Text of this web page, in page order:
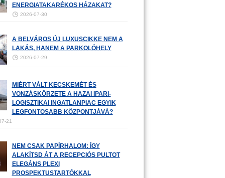
ENERGIATAKARÉKOS HÁZAKAT?
2026-07-30
A BELVÁROS ÚJ LUXUSCIKKE NEM A
LAKÁS, HANEM A PARKOLÓHELY
2026-07-29
MIÉRT VÁLT KECSKEMÉT ÉS
VONZÁSKÖRZETE A HAZAI IPARI-
LOGISZTIKAI INGATLANPIAC EGYIK
LEGFONTOSABB KÖZPONTJÁVÁ?
21
NEM CSAK PAPÍRHALOM: ÍGY
ALAKÍTSD ÁT A RECEPCIÓS PULTOT
ELEGÁNS PLEXI
PROSPEKTUSTARTÓKKAL